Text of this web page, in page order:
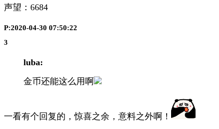
声望： 6684
P:2020-04-30 07:50:22
3
luba:
金币还能这么用啊
一看有个回复的，惊喜之余，意料之外啊！